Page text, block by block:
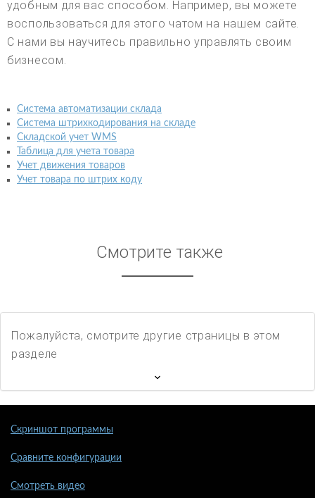
удобным для вас способом. Например, вы можете
воспользоваться для этого чатом на нашем сайте.
С нами вы научитесь правильно управлять своим
бизнесом.
Система автоматизации склада
Система штрихкодирования на складе
Складской учет WMS
Таблица для учета товара
Учет движения товаров
Учет товара по штрих коду
Смотрите также
Пожалуйста, смотрите другие страницы в этом
разделе
Скриншот программы
Сравните конфигурации
Смотреть видео